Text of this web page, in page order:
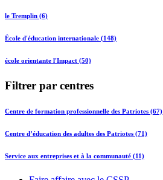
le Tremplin (6)
École d'éducation internationale (148)
école orientante l'Impact (50)
Filtrer par centres
Centre de formation professionnelle des Patriotes (67)
Centre d’éducation des adultes des Patriotes (71)
Service aux entreprises et à la communauté (11)